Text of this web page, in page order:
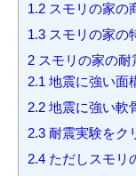
1.2 スモリの家の
1.3 スモリの家の
2 スモリの家の耐
2.1 地震に強い面
2.2 地震に強い軟
2.3 耐震実験をク
2.4 ただしスモリ